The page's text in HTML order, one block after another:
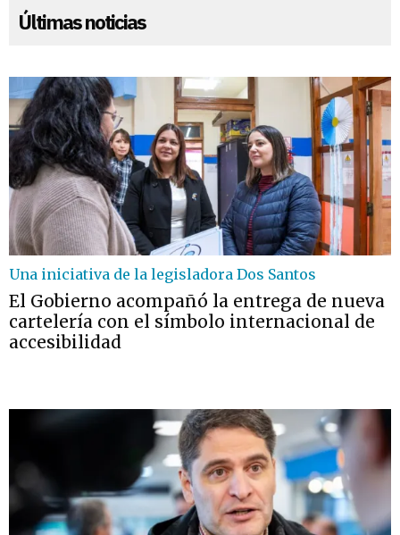
Últimas noticias
Una iniciativa de la legisladora Dos Santos
El Gobierno acompañó la entrega de nueva
cartelería con el símbolo internacional de
accesibilidad